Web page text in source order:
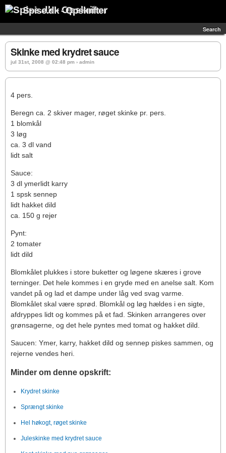
Spise.dk - Opskrifter
Search
Skinke med krydret sauce
jul 31st, 2008 @ 02:48 pm › admin
4 pers.
Beregn ca. 2 skiver mager, røget skinke pr. pers.
1 blomkål
3 løg
ca. 3 dl vand
lidt salt
Sauce:
3 dl ymerlidt karry
1 spsk sennep
lidt hakket dild
ca. 150 g rejer
Pynt:
2 tomater
lidt dild
Blomkålet plukkes i store buketter og løgene skæres i grove
terninger. Det hele kommes i en gryde med en anelse salt. Kom
vandet på og lad et dampe under låg ved svag varme.
Blomkålet skal være sprød. Blomkål og løg hældes i en sigte,
afdryppes lidt og kommes på et fad. Skinken arrangeres over
grønsagerne, og det hele pyntes med tomat og hakket dild.
Saucen: Ymer, karry, hakket dild og sennep piskes sammen, og
rejerne vendes heri.
Minder om denne opskrift:
Krydret skinke
Sprængt skinke
Hel høkogt, røget skinke
Juleskinke med krydret sauce